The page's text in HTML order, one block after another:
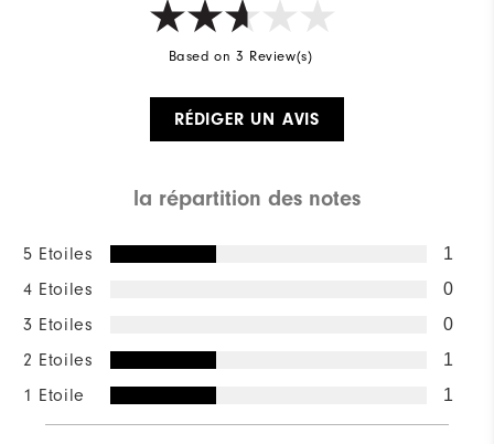
Based on 3 Review(s)
RÉDIGER UN AVIS
la répartition des notes
5 Etoiles 1
4 Etoiles 0
3 Etoiles 0
2 Etoiles 1
1 Etoile 1